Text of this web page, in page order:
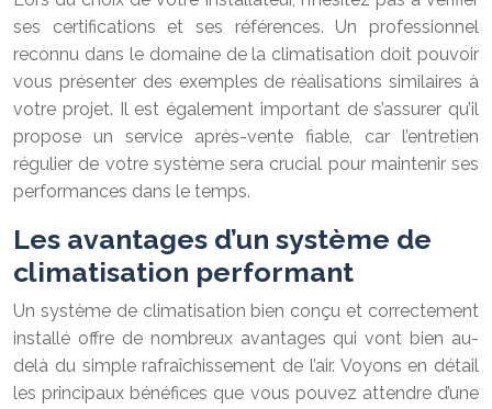
ses certifications et ses références. Un professionnel
reconnu dans le domaine de la climatisation doit pouvoir
vous présenter des exemples de réalisations similaires à
votre projet. Il est également important de s’assurer qu’il
propose un service après-vente fiable, car l’entretien
régulier de votre système sera crucial pour maintenir ses
performances dans le temps.
Les avantages d’un système de
climatisation performant
Un système de climatisation bien conçu et correctement
installé offre de nombreux avantages qui vont bien au-
delà du simple rafraîchissement de l’air. Voyons en détail
les principaux bénéfices que vous pouvez attendre d’une